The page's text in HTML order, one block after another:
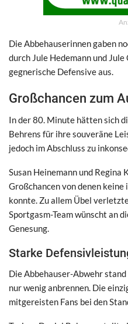
Die Abbehauserinnen gaben
durch Jule Hedemann und
gegnerische Defensive aus.
Großchancen zum
In der 80. Minute hätten sich
Behrens für ihre souveräne
jedoch im Abschluss zu
Susan Heinemann und Regina
Großchancen von denen
konnte. Zu allem Übel
Sportgasm-Team wünscht an
Genesung.
Starke
Die Abbehauser-Abwehr
nur wenig anbrennen. Die
mitgereisten Fans bei den